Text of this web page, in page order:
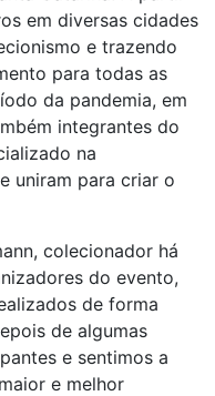
em diversas cidades
e trazendo
para todas as
da pandemia, em
integrantes do
na
uniram para criar o
colecionador há
do evento,
de forma
de algumas
e sentimos a
e melhor